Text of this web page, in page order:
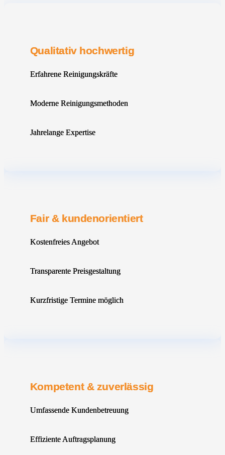
Qualitativ hochwertig
Erfahrene Reinigungskräfte
Moderne Reinigungsmethoden
Jahrelange Expertise
Fair & kundenorientiert
Kostenfreies Angebot
Transparente Preisgestaltung
Kurzfristige Termine möglich
Kompetent & zuverlässig
Umfassende Kundenbetreuung
Effiziente Auftragsplanung